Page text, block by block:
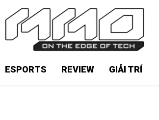
ESPORTS REVIEW GIẢI TRÍ